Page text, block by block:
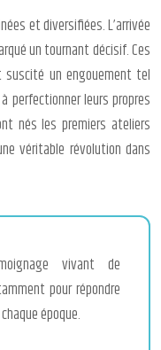
et diversifiées. L’arrivée
un tournant décisif. Ces
suscité un engouement tel
perfectionner leurs propres
nés les premiers ateliers
véritable révolution dans
vivant de
pour répondre
époque.